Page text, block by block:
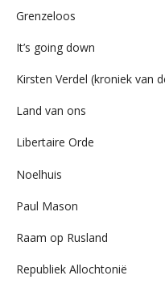
Grenzeloos
It’s going down
Kirsten Verdel (kroniek van
Land van ons
Libertaire Orde
Noelhuis
Paul Mason
Raam op Rusland
Republiek Allochtonië